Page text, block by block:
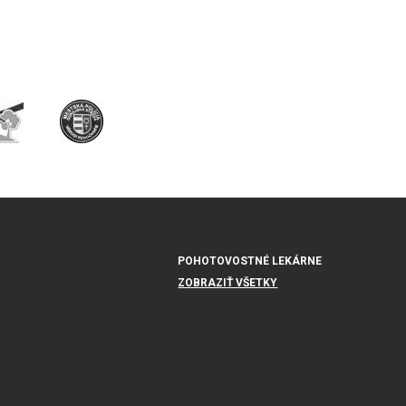
POHOTOVOSTNÉ LEKÁRNE
ZOBRAZIŤ VŠETKY